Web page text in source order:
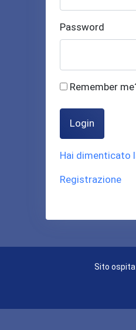
Password
Remember
Login
Hai dimenticato
Registrazione
Sito